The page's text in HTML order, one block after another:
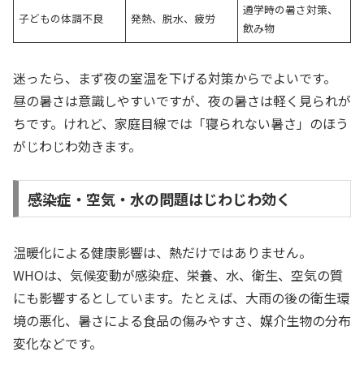
子どもの体調不良 発熱、脱水、疲労
通学時の暑さ対策、
飲み物
迷ったら、まず夜の室温を下げる対策からでよいです。
昼の暑さは意識しやすいですが、夜の暑さは軽く見られが
ちです。けれど、家庭目線では「寝られない暑さ」のほう
がじわじわ効きます。
感染症・空気・水の問題はじわじわ効く
温暖化による健康影響は、熱だけではありません。
WHOは、気候変動が感染症、栄養、水、衛生、空気の質
にも影響するとしています。たとえば、大雨の後の衛生環
境の悪化、暑さによる食品の傷みやすさ、媒介生物の分布
変化などです。